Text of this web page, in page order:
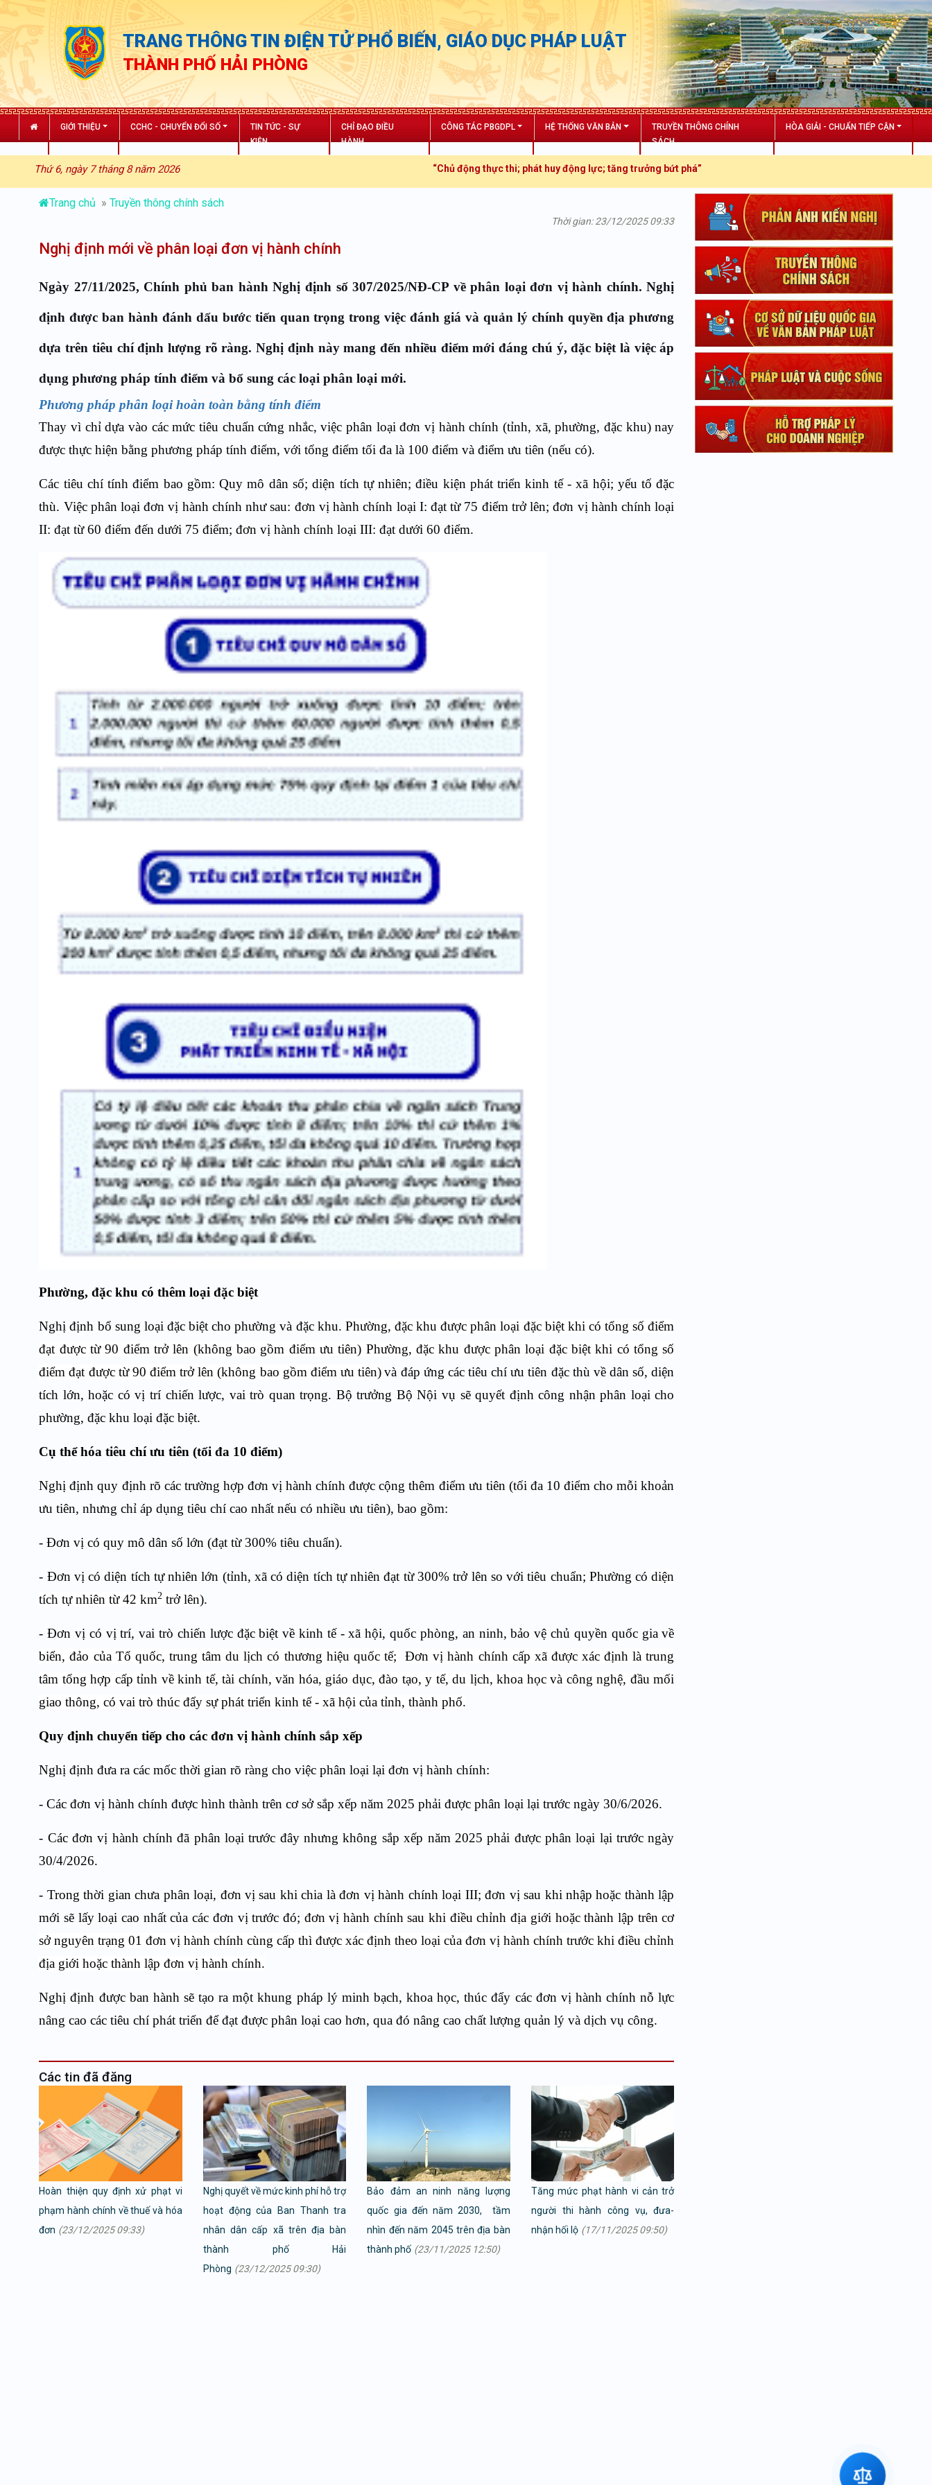
TRANG THÔNG TIN ĐIỆN TỬ PHỔ BIẾN, GIÁO DỤC PHÁP LUẬT
THÀNH PHỐ HẢI PHÒNG
GIỚI THIỆU CCHC - CHUYỂN ĐỔI SỐ
TIN TỨC - SỰ
KIỆN
CHỈ ĐẠO ĐIỀU
HÀNH
CÔNG TÁC PBGDPL HỆ THỐNG VĂN BẢN
TRUYỀN THÔNG CHÍNH
SÁCH
HÒA GIẢI - CHUẨN TIẾP CẬN
Thứ 6, ngày 7 tháng 8 năm 2026 “Chủ động thực thi; phát huy động lực; tăng trưởng bứt phá”
Trang chủ »Truyền thông chính sách
Thời gian: 23/12/2025 09:33
Nghị định mới về phân loại đơn vị hành chính
Ngày 27/11/2025, Chính phủ ban hành Nghị định số 307/2025/NĐ-CP về phân loại đơn vị hành chính. Nghị
định được ban hành đánh dấu bước tiến quan trọng trong việc đánh giá và quản lý chính quyền địa phương
dựa trên tiêu chí định lượng rõ ràng. Nghị định này mang đến nhiều điểm mới đáng chú ý, đặc biệt là việc áp
dụng phương pháp tính điểm và bổ sung các loại phân loại mới.
Phương pháp phân loại hoàn toàn bằng tính điểm
Thay vì chỉ dựa vào các mức tiêu chuẩn cứng nhắc, việc phân loại đơn vị hành chính (tỉnh, xã, phường, đặc khu) nay
được thực hiện bằng phương pháp tính điểm, với tổng điểm tối đa là 100 điểm và điểm ưu tiên (nếu có).
Các tiêu chí tính điểm bao gồm: Quy mô dân số; diện tích tự nhiên; điều kiện phát triển kinh tế - xã hội; yếu tố đặc
thù. Việc phân loại đơn vị hành chính như sau: đơn vị hành chính loại I: đạt từ 75 điểm trở lên; đơn vị hành chính loại
II: đạt từ 60 điểm đến dưới 75 điểm; đơn vị hành chính loại III: đạt dưới 60 điểm.
Phường, đặc khu có thêm loại đặc biệt
Nghị định bổ sung loại đặc biệt cho phường và đặc khu. Phường, đặc khu được phân loại đặc biệt khi có tổng số điểm
đạt được từ 90 điểm trở lên (không bao gồm điểm ưu tiên) Phường, đặc khu được phân loại đặc biệt khi có tổng số
điểm đạt được từ 90 điểm trở lên (không bao gồm điểm ưu tiên) và đáp ứng các tiêu chí ưu tiên đặc thù về dân số, diện
tích lớn, hoặc có vị trí chiến lược, vai trò quan trọng. Bộ trưởng Bộ Nội vụ sẽ quyết định công nhận phân loại cho
phường, đặc khu loại đặc biệt.
Cụ thể hóa tiêu chí ưu tiên (tối đa 10 điểm)
Nghị định quy định rõ các trường hợp đơn vị hành chính được cộng thêm điểm ưu tiên (tối đa 10 điểm cho mỗi khoản
ưu tiên, nhưng chỉ áp dụng tiêu chí cao nhất nếu có nhiều ưu tiên), bao gồm:
- Đơn vị có quy mô dân số lớn (đạt từ 300% tiêu chuẩn).
- Đơn vị có diện tích tự nhiên lớn (tỉnh, xã có diện tích tự nhiên đạt từ 300% trở lên so với tiêu chuẩn; Phường códiện
tích tự nhiên từ 42 km2 trở lên).
- Đơn vị có vị trí, vai trò chiến lược đặc biệt về kinh tế - xã hội, quốc phòng, an ninh, bảo vệ chủ quyền quốc gia về
biển, đảo của Tổ quốc, trung tâm du lịch có thương hiệu quốc tế;
Đơn vị hành chính cấp xã được xác định là trung
tâm tổng hợp cấp tỉnh về kinh tế, tài chính, văn hóa, giáo dục, đào tạo, y tế, du lịch, khoa học và công nghệ, đầu mối
giao thông, có vai trò thúc đẩy sự phát triển kinh tế - xã hội của tỉnh, thành phố.
Quy định chuyển tiếp cho các đơn vị hành chính sắp xếp
Nghị định đưa ra các mốc thời gian rõ ràng cho việc phân loại lại đơn vị hành chính:
- Các đơn vị hành chính được hình thành trên cơ sở sắp xếp năm 2025 phải được phân loại lại trước ngày 30/6/2026.
- Các đơn vị hành chính đã phân loại trước đây nhưng không sắp xếp năm 2025 phải được phân loại lại trước ngày
30/4/2026.
- Trong thời gian chưa phân loại, đơn vị sau khi chia là đơn vị hành chính loại III; đơn vị sau khi nhập hoặc thành lập
mới sẽ lấy loại cao nhất của các đơn vị trước đó; đơn vị hành chính sau khi điều chỉnh địa giới hoặc thành lập trên cơ
sở nguyên trạng 01 đơn vị hành chính cùng cấp thì được xác định theo loại của đơn vị hành chính trước khi điều chỉnh
địa giới hoặc thành lập đơn vị hành chính.
Nghị định được ban hành sẽ tạo ra một khung pháp lý minh bạch, khoa học, thúc đẩy các đơn vị hành chính nỗ lực
nâng cao các tiêu chí phát triển để đạt được phân loại cao hơn, qua đó nâng cao chất lượng quản lý và dịch vụ công.
Các tin đã đăng
Hoàn thiện quy định xử phạt vi
phạm hành chính về thuế và hóa
đơn (23/12/2025 09:33)
Nghị quyết về mức kinh phí hỗ trợ
hoạt động của Ban Thanh tra
nhân dân cấp xã trên địa bàn
thành phố Hải
Phòng (23/12/2025 09:30)
Bảo đảm an ninh năng lượng
quốc gia đến năm 2030, tầm
nhìn đến năm 2045 trên địa bàn
thành phố (23/11/2025 12:50)
Tăng mức phạt hành vi cản trở
người thi hành công vụ, đưa-
nhận hối lộ (17/11/2025 09:50)